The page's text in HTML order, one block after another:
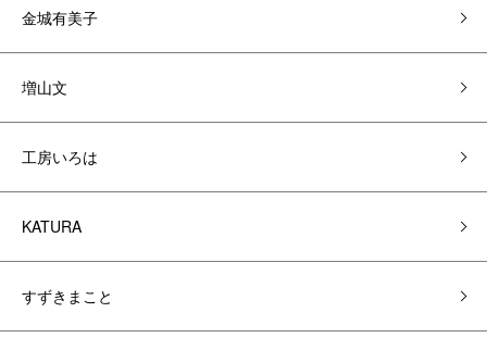
金城有美子
増山文
工房いろは
KATURA
すずきまこと